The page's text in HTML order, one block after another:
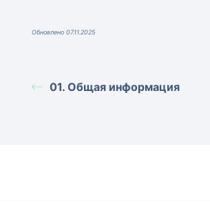
Обновлено 07.11.2025
01. Общая информация